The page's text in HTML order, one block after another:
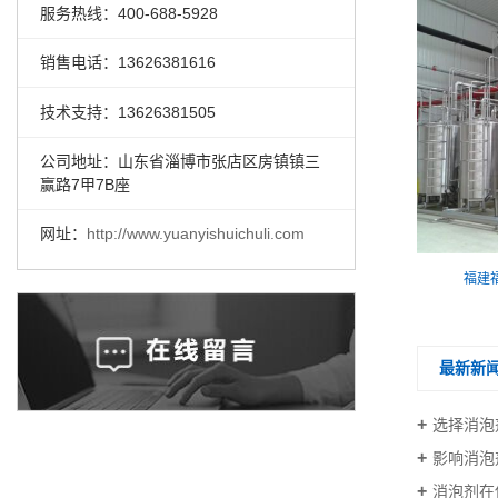
服务热线：400-688-5928
销售电话：13626381616
技术支持：13626381505
公司地址：山东省淄博市张店区房镇镇三
赢路7甲7B座
网址： http://www.yuanyishuichuli.com
福建
最新新
选择消
影响消
消泡剂